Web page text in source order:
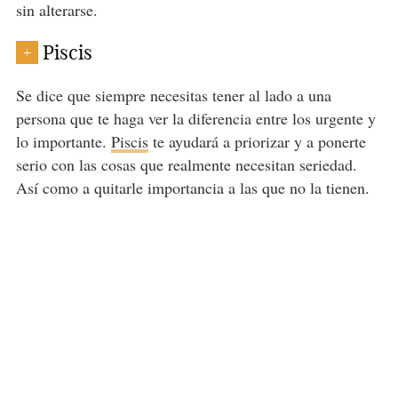
sin alterarse.
+ Piscis
Se dice que siempre necesitas tener al lado a una
persona que te haga ver la diferencia entre los urgente y
lo importante. Pisciste ayudará a priorizar y a ponerte
serio con las cosas que realmente necesitan seriedad.
Así como a quitarle importancia a las que no la tienen.